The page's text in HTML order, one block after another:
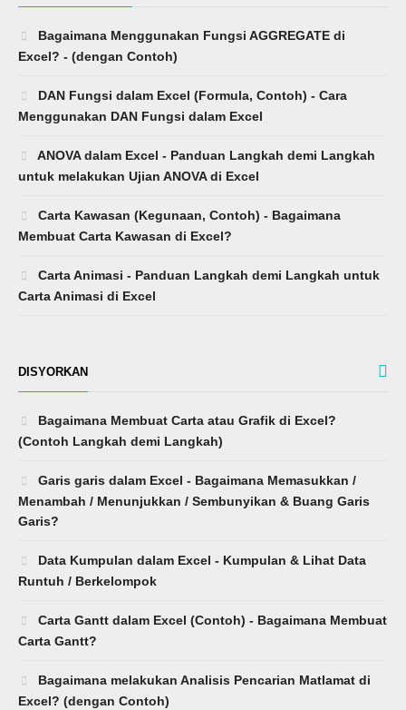
Bagaimana Menggunakan Fungsi AGGREGATE di
Excel? - (dengan Contoh)
DAN Fungsi dalam Excel (Formula, Contoh) - Cara
Menggunakan DAN Fungsi dalam Excel
ANOVA dalam Excel - Panduan Langkah demi Langkah
untuk melakukan Ujian ANOVA di Excel
Carta Kawasan (Kegunaan, Contoh) - Bagaimana
Membuat Carta Kawasan di Excel?
Carta Animasi - Panduan Langkah demi Langkah untuk
Carta Animasi di Excel
DISYORKAN
Bagaimana Membuat Carta atau Grafik di Excel?
(Contoh Langkah demi Langkah)
Garis garis dalam Excel - Bagaimana Memasukkan /
Menambah / Menunjukkan / Sembunyikan & Buang Garis
Garis?
Data Kumpulan dalam Excel - Kumpulan & Lihat Data
Runtuh / Berkelompok
Carta Gantt dalam Excel (Contoh) - Bagaimana Membuat
Carta Gantt?
Bagaimana melakukan Analisis Pencarian Matlamat di
Excel? (dengan Contoh)